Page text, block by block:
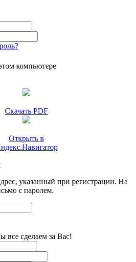
компьютере
Скачать PDF
Открыть в
указанный при регистрации. На
с паролем.
все сделаем за Вас!